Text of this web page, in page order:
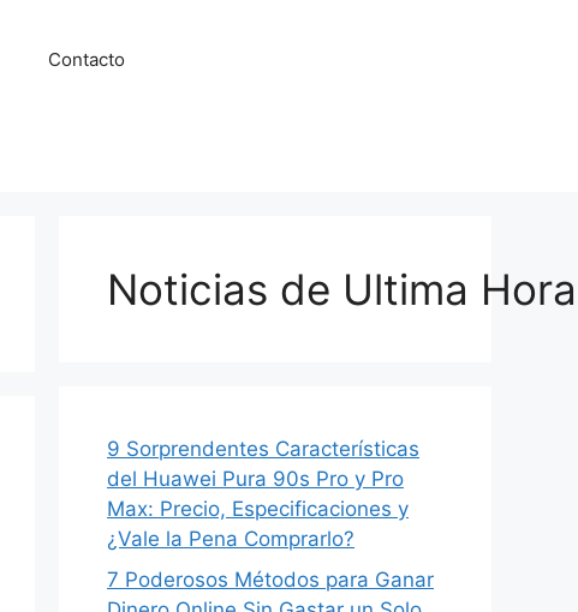
Contacto
Noticias de Ultima
9 Sorprendentes Características
del Huawei Pura 90s Pro y Pro
Max: Precio, Especificaciones y
¿Vale la Pena Comprarlo?
7 Poderosos Métodos para Ganar